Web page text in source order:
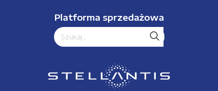
Platforma sprzedażowa